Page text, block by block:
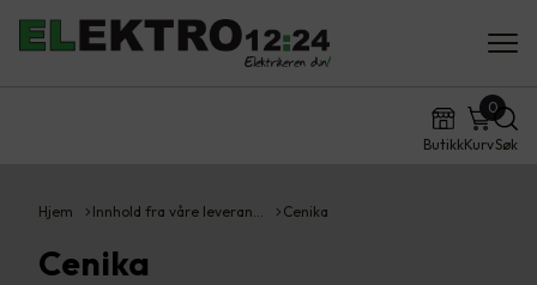
ButikkKurv
0
Søk
Hjem Innhold fra våre leveran… Cenika
Cenika